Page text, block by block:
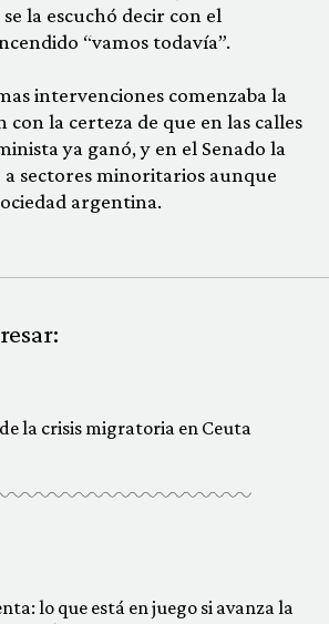
la escuchó decir con el
“vamos todavía”.
intervenciones comenzaba la
con la certeza de que en las calles
ya ganó, y en el Senado la
sectores minoritarios aunque
argentina.
la crisis migratoria en Ceuta
lo que está en juego si avanza la